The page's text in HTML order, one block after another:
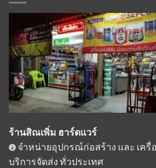
ร้านสิณเพิ่ม ฮาร์ดแวร์
จำหน่ายอุปกรณ์ก่อสร้าง และ เครื่
บริการจัดส่ง ทั่วประเทศ